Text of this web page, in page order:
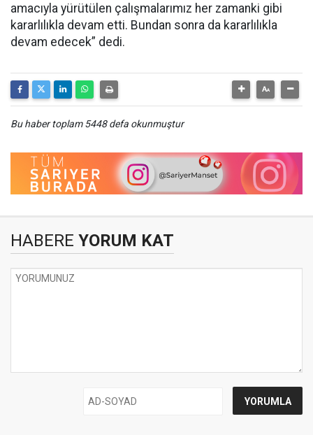
amacıyla yürütülen çalışmalarımız her zamanki gibi
kararlılıkla devam etti. Bundan sonra da kararlılıkla
devam edecek” dedi.
Bu haber toplam 5448 defa okunmuştur
HABERE YORUM KAT